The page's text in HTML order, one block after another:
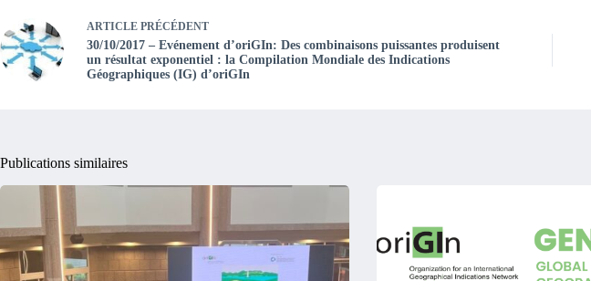
ARTICLE PRÉCÉDENT
30/10/2017 – Evénement d’oriGIn: Des combinaisons puissantes produisent
un résultat exponentiel : la Compilation Mondiale des Indications
Géographiques (IG) d’oriGIn
Publications similaires